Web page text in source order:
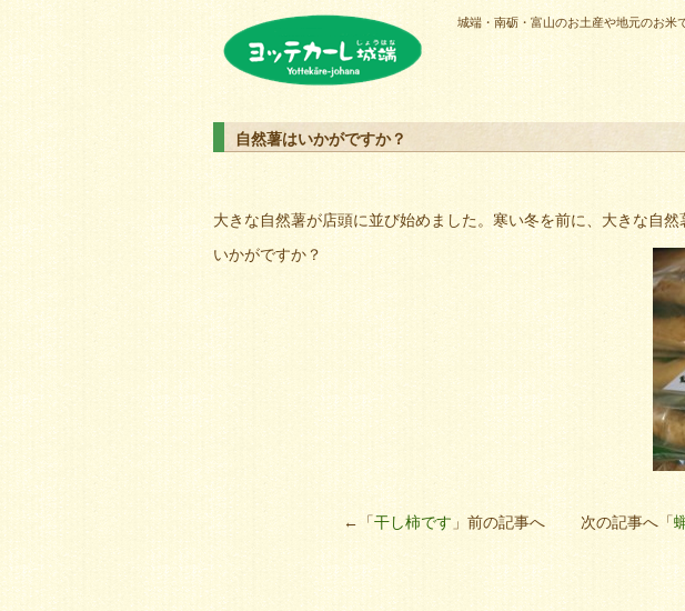
城端・南砺・富山のお土産や地元のお米
自然薯はいかがですか？
大きな自然薯が店頭に並び始めました。寒い冬を前に、大きな自然
いかがですか？
←「干し柿です」前の記事へ 次の記事へ「